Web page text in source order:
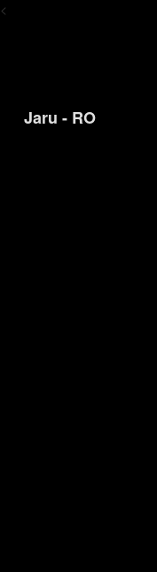
<
Jaru - RO